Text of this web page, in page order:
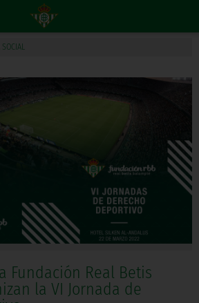
SOCIAL
Fundación Real Betis
la VI Jornada de